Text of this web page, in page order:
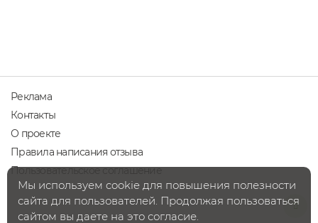
Реклама
Контакты
О проекте
Правила написания отзыва
Пользовательское соглашение
Мы используем cookie для повышения полезности
сайта для пользователей. Продолжая пользоваться
сайтом вы даете на это согласие.